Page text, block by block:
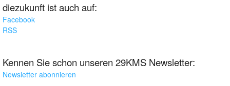
diezukunft ist auch auf:
Facebook
RSS
Kennen Sie schon unseren 29KMS Newsletter:
Newsletter abonnieren